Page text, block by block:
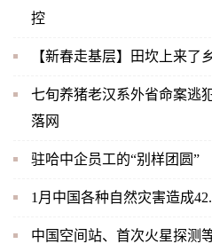
控
【新春走基层】田坎上来了
七旬养猪老汉系外省命案逃
落网
驻哈中企员工的“别样团圆”
1月中国各种自然灾害造成
中国空间站、首次火星探测